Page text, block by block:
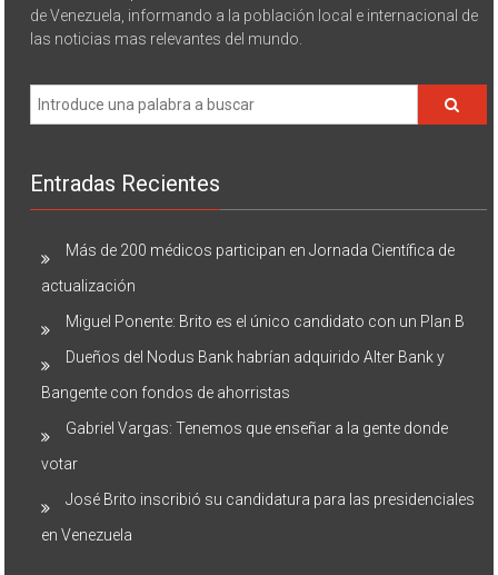
de Venezuela, informando a la población local e internacional de
las noticias mas relevantes del mundo.
Entradas Recientes
Más de 200 médicos participan en Jornada Científica de
actualización
Miguel Ponente: Brito es el único candidato con un Plan B
Dueños del Nodus Bank habrían adquirido Alter Bank y
Bangente con fondos de ahorristas
Gabriel Vargas: Tenemos que enseñar a la gente donde
votar
José Brito inscribió su candidatura para las presidenciales
en Venezuela